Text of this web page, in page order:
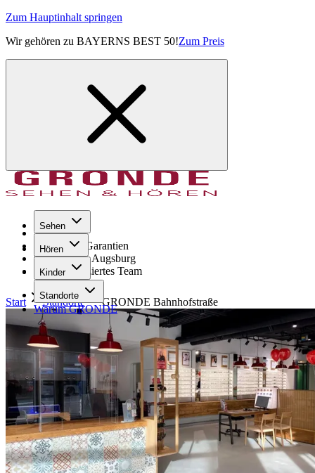
Zum Hauptinhalt springen
Wir gehören zu BAYERNS BEST 50!Zum Preis
Sehen
Hören
Kinder
Standorte
Warum GRONDE
Shop
Seit 1971
GRONDE Garantien
8× im Raum Augsburg
Hochqualifiziertes Team
Start Standorte GRONDE Bahnhofstraße